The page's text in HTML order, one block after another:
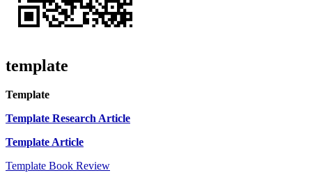
template
Template
Template Research Article
Template Article
Template Book Review